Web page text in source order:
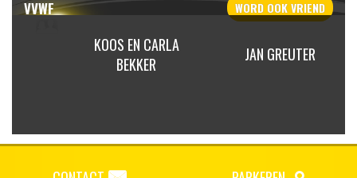
VVWF WORD OOKVRIEND
KOOS EN CARLA
BEKKER
JAN GREUTER